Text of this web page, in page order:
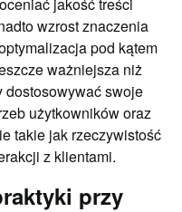
wzrost znaczenia
pod kątem
ważniejsza niż
dostosowywać swoje
użytkowników oraz
takie jak rzeczywistość
z klientami.
przy